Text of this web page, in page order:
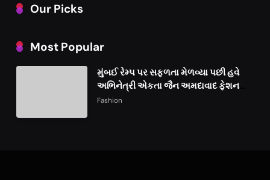
Our Picks
Most Popular
મુંબઈ રેમ્પ પર સફળતા મેળવ્યા પછી હવે
અભિનેત્રી એકતા જૈન અમદાવાદ ફેશન
વીકમાં પોતાની પ્રતિભા પ્રદર્શિત કરશે
Fashion